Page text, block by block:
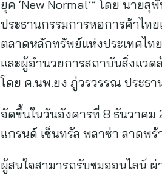
ยุค ‘New Normal’” โดย นาย
ประธานกรรมการหอการค้าไท
ตลาดหลักทรัพย์แห่งประเทศไท
และผู้อำนวยการสถาบันสิ่งแว
โดย ศ.นพ.ยง ภู่วรวรรณ ประธ
จัดขึ้นในวันอังคารที่ 8 ธันวาคม
แกรนด์ เซ็นทรัล พลาซ่า ลาดพร้
ผู้สนใจสามารถรับชมออนไลน์